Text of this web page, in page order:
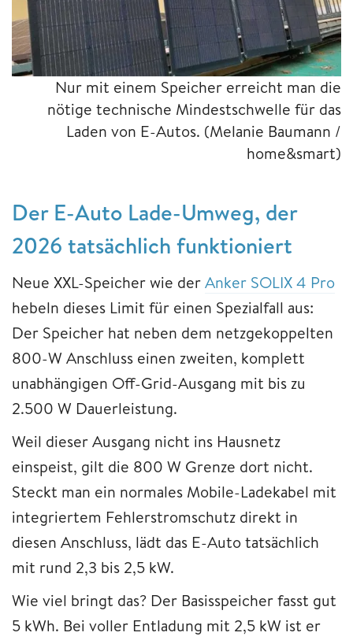
Nur mit einem Speicher erreicht man die
nötige technische Mindestschwelle für das
Laden von E-Autos. (Melanie Baumann /
home&smart)
Der E-Auto Lade-Umweg, der
2026 tatsächlich funktioniert
Neue XXL-Speicher wie derAnker SOLIX 4 Pro
hebeln dieses Limit für einen Spezialfall aus:
Der Speicher hat neben dem netzgekoppelten
800-W Anschluss einen zweiten, komplett
unabhängigen Off-Grid-Ausgang mit bis zu
2.500 W Dauerleistung.
Weil dieser Ausgang nicht ins Hausnetz
einspeist, gilt die 800 W Grenze dort nicht.
Steckt man ein normales Mobile-Ladekabel mit
integriertem Fehlerstromschutz direkt in
diesen Anschluss, lädt das E-Auto tatsächlich
mit rund 2,3 bis 2,5 kW.
Wie viel bringt das? Der Basisspeicher fasst gut
5 kWh. Bei voller Entladung mit 2,5 kW ist er